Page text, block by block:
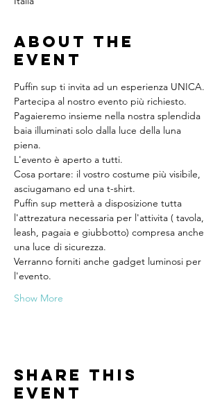
About the
event
Puffin sup ti invita ad un esperienza UNICA.
Partecipa al nostro evento più richiesto.
Pagaieremo insieme nella nostra splendida
baia illuminati solo dalla luce della luna
piena.
L'evento è aperto a tutti.
Cosa portare: il vostro costume più visibile,
asciugamano ed una t-shirt.
Puffin sup metterà a disposizione tutta
l'attrezatura necessaria per l'attivita ( tavola,
leash, pagaia e giubbotto) compresa anche
una luce di sicurezza.
Verranno forniti anche gadget luminosi per
l'evento.
Show More
Share this
event